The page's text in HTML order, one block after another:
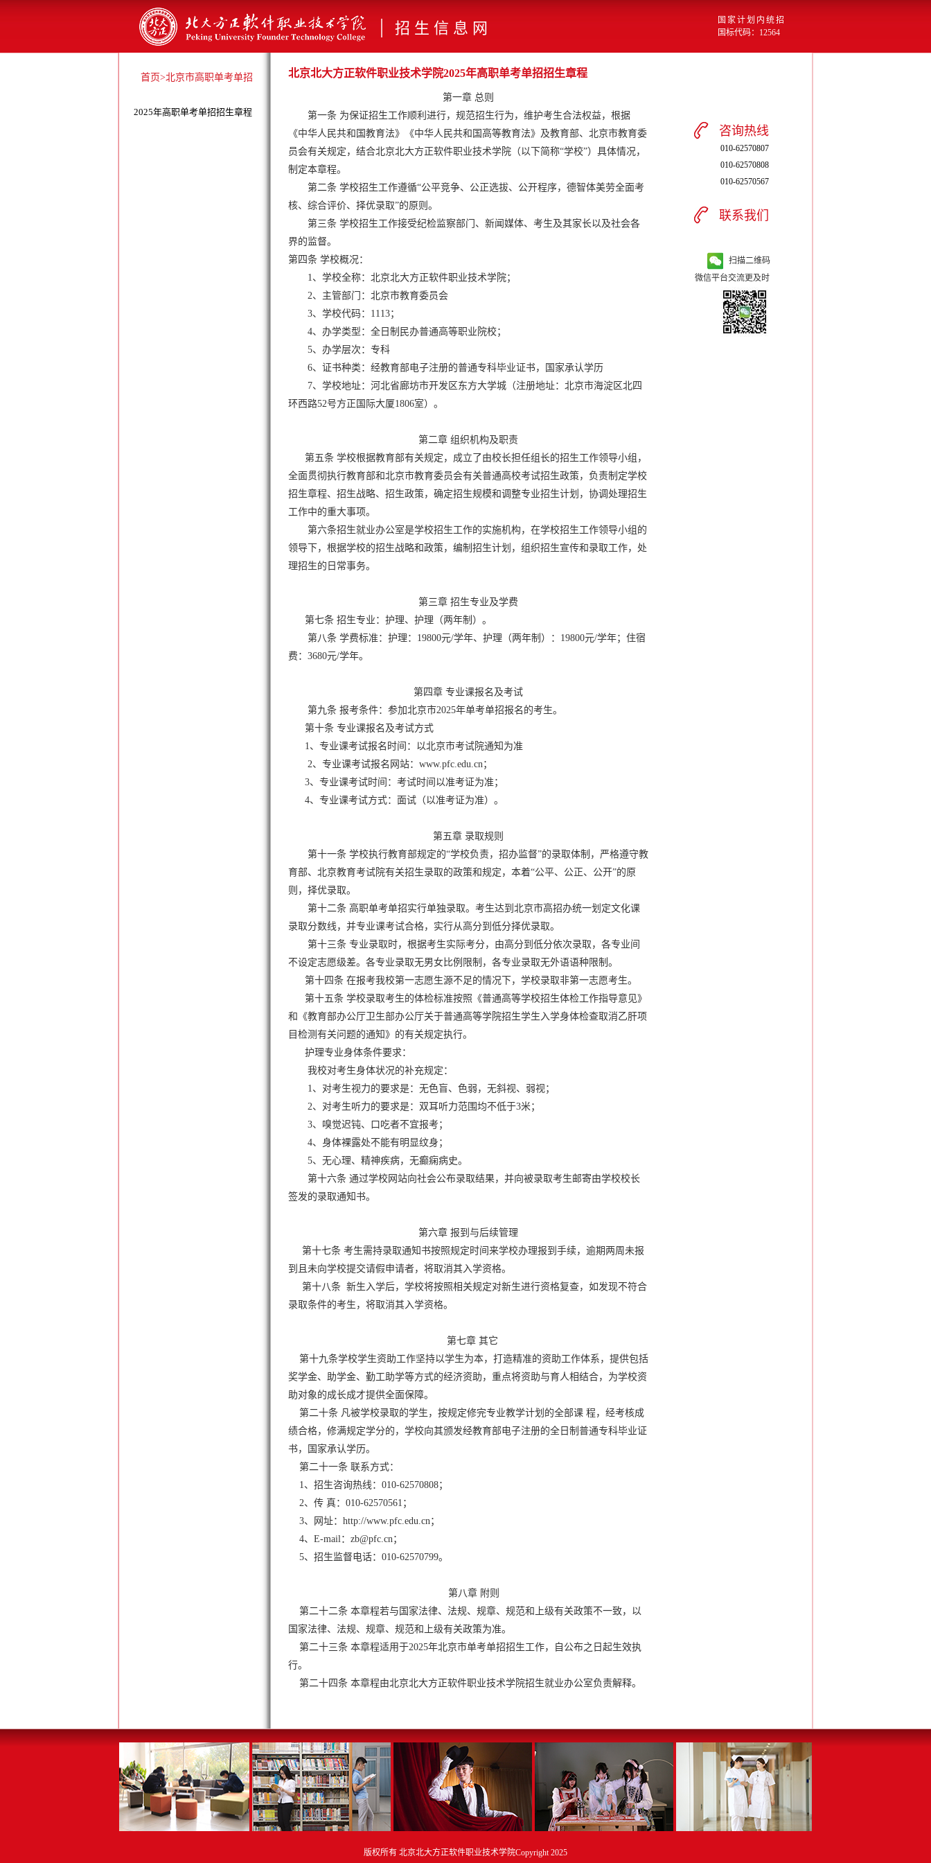
| 招 生 信 息 网
国家计划内统招
国标代码：12564
首页>北京市高职单考单招
2025年高职单考单招招生章程
北京北大方正软件职业技术学院2025年高职单考单招招生章程
第一章 总则
第一条 为保证招生工作顺利进行，规范招生行为，维护考生合法权益，根据
《中华人民共和国教育法》《中华人民共和国高等教育法》及教育部、北京市教育委
员会有关规定，结合北京北大方正软件职业技术学院（以下简称“学校”）具体情况，
制定本章程。
第二条 学校招生工作遵循“公平竞争、公正选拔、公开程序，德智体美劳全面考
核、综合评价、择优录取”的原则。
第三条 学校招生工作接受纪检监察部门、新闻媒体、考生及其家长以及社会各
界的监督。
第四条 学校概况：
1、学校全称：北京北大方正软件职业技术学院；
2、主管部门：北京市教育委员会
3、学校代码：1113；
4、办学类型：全日制民办普通高等职业院校；
5、办学层次：专科
6、证书种类：经教育部电子注册的普通专科毕业证书，国家承认学历
7、学校地址：河北省廊坊市开发区东方大学城（注册地址：北京市海淀区北四
环西路52号方正国际大厦1806室）。
第二章 组织机构及职责
第五条 学校根据教育部有关规定，成立了由校长担任组长的招生工作领导小组，
全面贯彻执行教育部和北京市教育委员会有关普通高校考试招生政策，负责制定学校
招生章程、招生战略、招生政策，确定招生规模和调整专业招生计划，协调处理招生
工作中的重大事项。
第六条招生就业办公室是学校招生工作的实施机构，在学校招生工作领导小组的
领导下，根据学校的招生战略和政策，编制招生计划，组织招生宣传和录取工作，处
理招生的日常事务。
第三章 招生专业及学费
第七条 招生专业：护理、护理（两年制）。
第八条 学费标准：护理：19800元/学年、护理（两年制）：19800元/学年；住宿
费：3680元/学年。
第四章 专业课报名及考试
第九条 报考条件：参加北京市2025年单考单招报名的考生。
第十条 专业课报名及考试方式
1、专业课考试报名时间：以北京市考试院通知为准
2、专业课考试报名网站：www.pfc.edu.cn；
3、专业课考试时间：考试时间以准考证为准；
4、专业课考试方式：面试（以准考证为准）。
第五章 录取规则
第十一条 学校执行教育部规定的“学校负责，招办监督”的录取体制，严格遵守教
育部、北京教育考试院有关招生录取的政策和规定，本着“公平、公正、公开”的原
则，择优录取。
第十二条 高职单考单招实行单独录取。考生达到北京市高招办统一划定文化课
录取分数线，并专业课考试合格，实行从高分到低分择优录取。
第十三条 专业录取时，根据考生实际考分，由高分到低分依次录取，各专业间
不设定志愿级差。各专业录取无男女比例限制，各专业录取无外语语种限制。
第十四条 在报考我校第一志愿生源不足的情况下，学校录取非第一志愿考生。
第十五条 学校录取考生的体检标准按照《普通高等学校招生体检工作指导意见》
和《教育部办公厅卫生部办公厅关于普通高等学院招生学生入学身体检查取消乙肝项
目检测有关问题的通知》的有关规定执行。
护理专业身体条件要求：
我校对考生身体状况的补充规定：
1、对考生视力的要求是：无色盲、色弱，无斜视、弱视；
2、对考生听力的要求是：双耳听力范围均不低于3米；
3、嗅觉迟钝、口吃者不宜报考；
4、身体裸露处不能有明显纹身；
5、无心理、精神疾病，无癫痫病史。
第十六条 通过学校网站向社会公布录取结果，并向被录取考生邮寄由学校校长
签发的录取通知书。
第六章 报到与后续管理
第十七条 考生需持录取通知书按照规定时间来学校办理报到手续，逾期两周未报
到且未向学校提交请假申请者，将取消其入学资格。
第十八条 新生入学后，学校将按照相关规定对新生进行资格复查，如发现不符合
录取条件的考生，将取消其入学资格。
第七章 其它
第十九条学校学生资助工作坚持以学生为本，打造精准的资助工作体系，提供包括
奖学金、助学金、勤工助学等方式的经济资助，重点将资助与育人相结合，为学校资
助对象的成长成才提供全面保障。
第二十条 凡被学校录取的学生，按规定修完专业教学计划的全部课 程，经考核成
绩合格，修满规定学分的，学校向其颁发经教育部电子注册的全日制普通专科毕业证
书，国家承认学历。
第二十一条 联系方式：
1、招生咨询热线：010-62570808；
2、传 真：010-62570561；
3、网址：http://www.pfc.edu.cn；
4、E-mail：zb@pfc.cn；
5、招生监督电话：010-62570799。
第八章 附则
第二十二条 本章程若与国家法律、法规、规章、规范和上级有关政策不一致，以
国家法律、法规、规章、规范和上级有关政策为准。
第二十三条 本章程适用于2025年北京市单考单招招生工作，自公布之日起生效执
行。
第二十四条 本章程由北京北大方正软件职业技术学院招生就业办公室负责解释。
咨询热线
010-62570807
010-62570808
010-62570567
联系我们
扫描二维码
微信平台交流更及时
版权所有 北京北大方正软件职业技术学院Copyright 2025